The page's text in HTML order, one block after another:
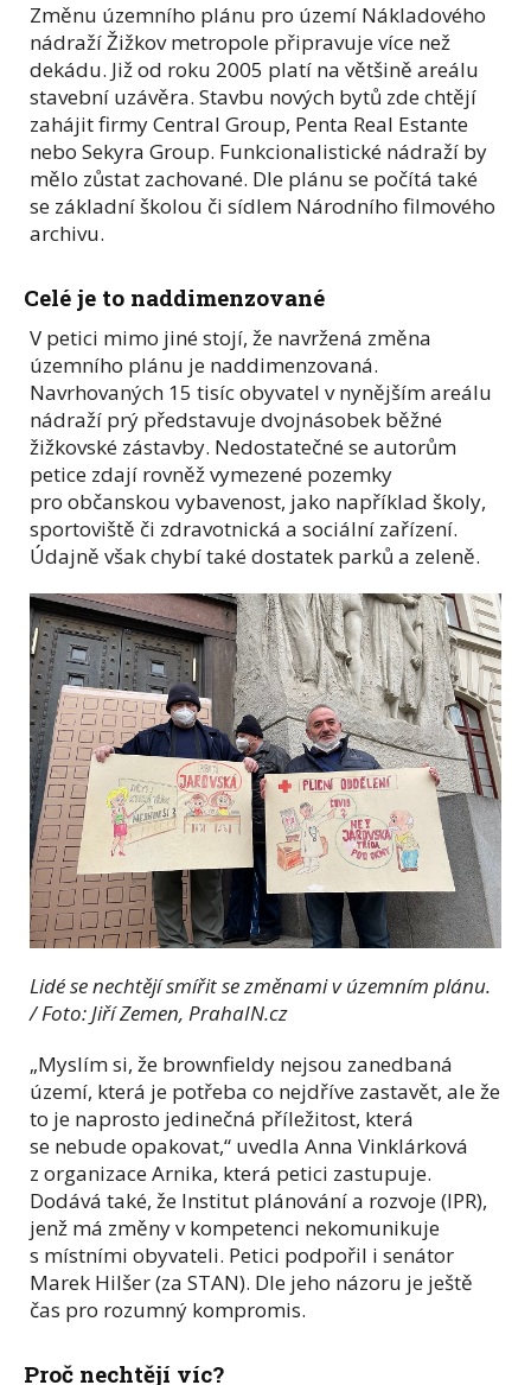
Změnu územního plánu pro území Nákladového
nádraží Žižkov metropole připravuje více než
dekádu. Již od roku 2005 platí na většině areálu
stavební uzávěra. Stavbu nových bytů zde chtějí
zahájit firmy Central Group, Penta Real Estante
nebo Sekyra Group. Funkcionalistické nádraží by
mělo zůstat zachované. Dle plánu se počítá také
se základní školou či sídlem Národního filmového
archivu.
Celé je to naddimenzované
V petici mimo jiné stojí, že navržená změna
územního plánu je naddimenzovaná.
Navrhovaných 15 tisíc obyvatel v nynějším areálu
nádraží prý představuje dvojnásobek běžné
žižkovské zástavby. Nedostatečné se autorům
petice zdají rovněž vymezené pozemky
pro občanskou vybavenost, jako například školy,
sportoviště či zdravotnická a sociální zařízení.
Údajně však chybí také dostatek parků a zeleně.
Lidé se nechtějí smířit se změnami v územním plánu.
/ Foto: Jiří Zemen, PrahaIN.cz
„Myslím si, že brownfieldy nejsou zanedbaná
území, která je potřeba co nejdříve zastavět, ale že
to je naprosto jedinečná příležitost, která
se nebude opakovat,“ uvedla Anna Vinklárková
z organizace Arnika, která petici zastupuje.
Dodává také, že Institut plánování a rozvoje (IPR),
jenž má změny v kompetenci nekomunikuje
s místními obyvateli. Petici podpořil i senátor
Marek Hilšer (za STAN). Dle jeho názoru je ještě
čas pro rozumný kompromis.
Proč nechtějí víc?